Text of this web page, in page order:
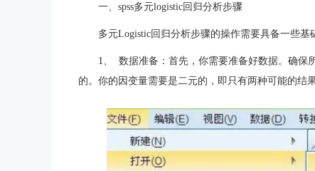
一、spss多元logistic回归分析步骤
多元Logistic回归分析步骤的操作需要具备一些
1、 数据准备：首先，你需要准备好数据。确保
的。你的因变量需要是二元的，即只有两种可能的结果